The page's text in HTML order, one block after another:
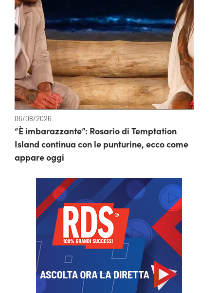
06/08/2026
“È imbarazzante”: Rosario di Temptation
Island continua con le punturine, ecco come
appare oggi